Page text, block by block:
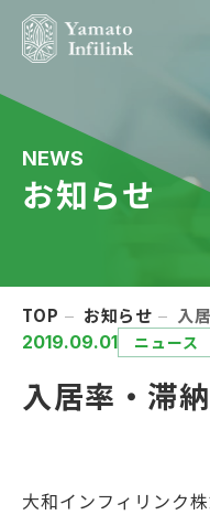
お知らせ
NEWS
TOP お知らせ 入
2019.09.01 ニュース
入居率・滞
大和インフィリンク